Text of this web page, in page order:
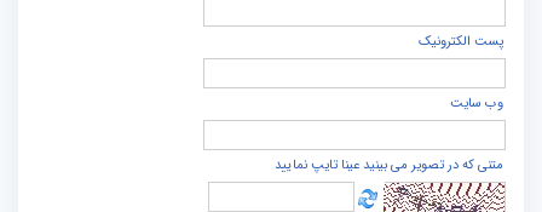
پست الكترونيک
وب سایت
متنی که در تصویر می بینید عینا تایپ نمایید